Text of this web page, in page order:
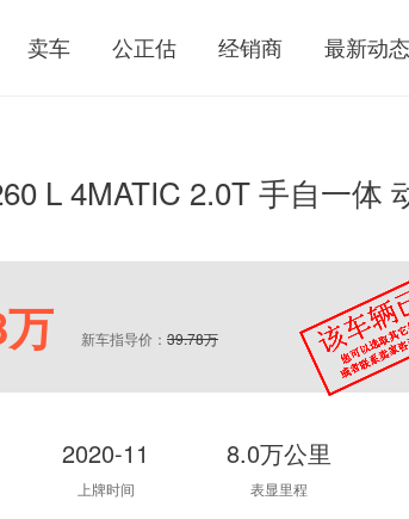
最新动态
经销商
公正估
卖车
L 4MATIC 2.0T 手自一体
新车指导价： 39.78万
2020-11
上牌时间
8.0万公里
表显里程